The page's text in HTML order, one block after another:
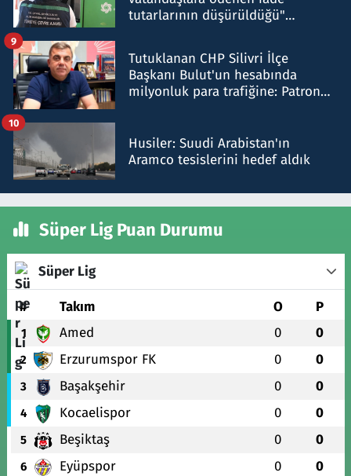
tutarlarının düşürüldüğü"
Tutuklanan CHP Silivri İlçe
Başkanı Bulut'un hesabında
milyonluk para trafiğine: Patron
9
Husiler: Suudi Arabistan'ın
Aramco tesislerini hedef aldık
10
Süper Lig Puan Durumu
Süper Lig
# Takım O P
1 Amed 0 0
2 Erzurumspor FK 0 0
3 Başakşehir 0 0
4 Kocaelispor 0 0
5 Beşiktaş 0 0
6 Eyüpspor 0 0